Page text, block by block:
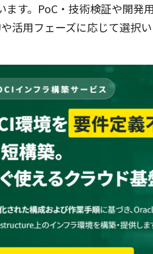
ます。PoC・技術検証や開
活用フェーズに応じて選択い